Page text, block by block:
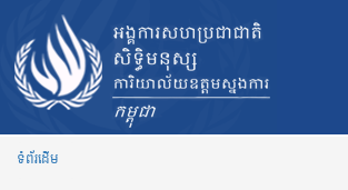
ទំព័រដើម